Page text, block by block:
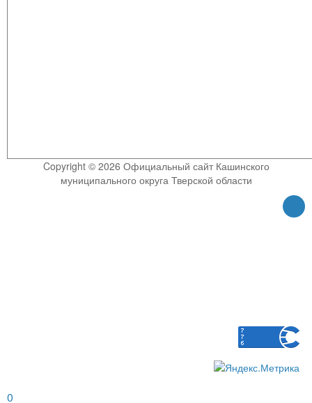
0
Copyright © 2026 Официальный сайт Кашинского
муниципального округа Тверской области